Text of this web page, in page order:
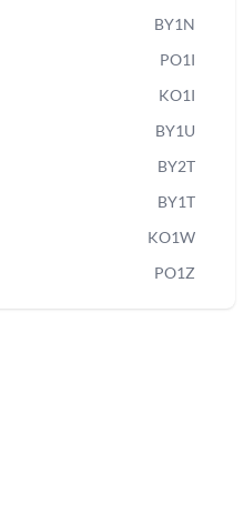
BY1N
PO1I
KO1I
BY1U
BY2T
BY1T
KO1W
PO1Z